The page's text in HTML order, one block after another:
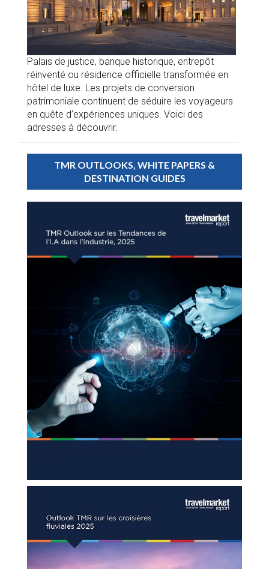
Palais de justice, banque historique, entrepôt
réinventé ou résidence officielle transformée en
hôtel de luxe. Les projets de conversion
patrimoniale continuent de séduire les voyageurs
en quête d’expériences uniques. Voici des
adresses à découvrir.
TMR OUTLOOKS, WHITE PAPERS &
DESTINATION GUIDES